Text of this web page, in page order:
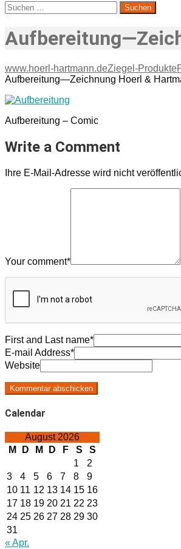
Suchen
nach:
www.hoerl-hartmann.deZiegel-Produkte
Aufbereitung—Zeichnung Hoerl &
Aufbereitung – Comic
Write a Comment
Ihre E-Mail-Adresse wird nicht
Your comment*
First and Last name*
E-mail Address*
Website
Calendar
August 2026
M
D M D F S
S
1
2
3
4 5 6 7 8
9
10 11 12 13 14 15 16
17 18 19 20 21 22 23
24 25 26 27 28 29 30
31
« Apr.